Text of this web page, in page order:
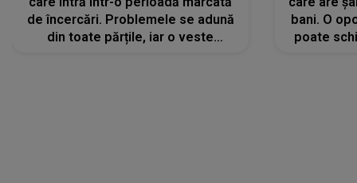
de încercări. Problemele se adună
din toate părțile, iar o veste
bani. O
poate